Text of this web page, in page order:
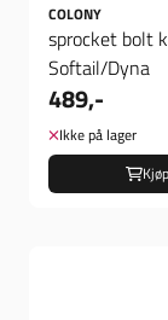
COLONY
sprocket bolt
Softail/Dyna
489,-
Ikke på lager
Kjøp